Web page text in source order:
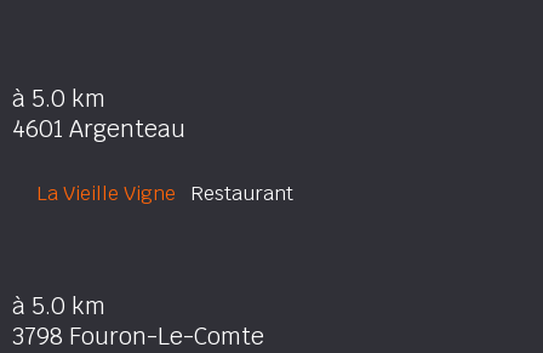
à 5.0 km
4601 Argenteau
La Vieille Vigne Restaurant
à 5.0 km
3798 Fouron-Le-Comte